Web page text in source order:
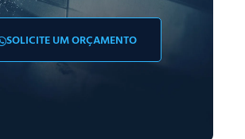
SOLICITE UM ORÇAMENTO